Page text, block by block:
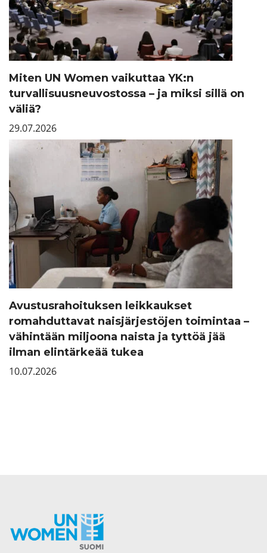
Miten UN Women vaikuttaa YK:n
turvallisuusneuvostossa – ja miksi sillä on
väliä?
29.07.2026
Avustusrahoituksen leikkaukset
romahduttavat naisjärjestöjen toimintaa –
vähintään miljoona naista ja tyttöä jää
ilman elintärkeää tukea
10.07.2026